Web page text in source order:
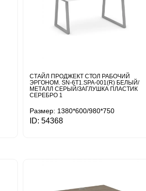
СТАЙЛ ПРОДЖЕКТ СТОЛ РАБОЧИЙ
ЭРГОНОМ. SN-6T1.SPA-001(R) БЕЛЫЙ/
МЕТАЛЛ СЕРЫЙ/ЗАГЛУШКА ПЛАСТИК
СЕРЕБРО 1
Размер: 1380*600/980*750
ID: 54368